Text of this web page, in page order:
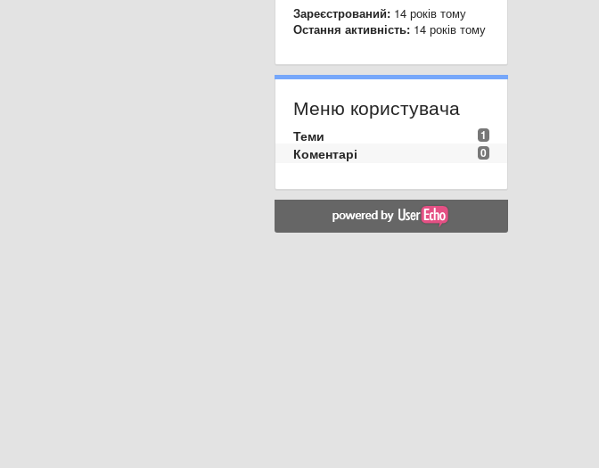
Зареєстрований: 14 років тому
Остання активність: 14 років тому
Меню користувача
1
Теми
0
Коментарі